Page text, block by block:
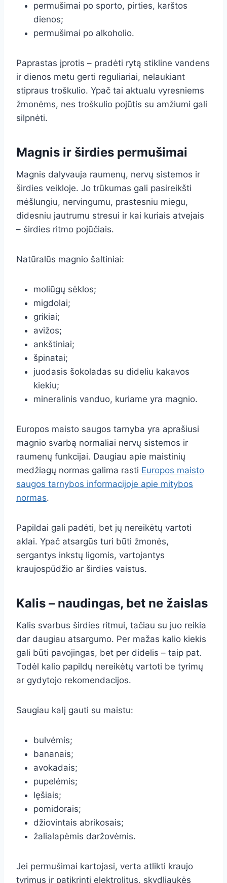
permušimai po sporto, pirties, karštos
dienos;
permušimai po alkoholio.
Paprastas įprotis – pradėti rytą stikline vandens
ir dienos metu gerti reguliariai, nelaukiant
stipraus troškulio. Ypač tai aktualu vyresniems
žmonėms, nes troškulio pojūtis su amžiumi gali
silpnėti.
Magnis ir širdies permušimai
Magnis dalyvauja raumenų, nervų sistemos ir
širdies veikloje. Jo trūkumas gali pasireikšti
mėšlungiu, nervingumu, prastesniu miegu,
didesniu jautrumu stresui ir kai kuriais atvejais
– širdies ritmo pojūčiais.
Natūralūs magnio šaltiniai:
moliūgų sėklos;
migdolai;
grikiai;
avižos;
ankštiniai;
špinatai;
juodasis šokoladas su dideliu kakavos
kiekiu;
mineralinis vanduo, kuriame yra magnio.
Europos maisto saugos tarnyba yra aprašiusi
magnio svarbą normaliai nervų sistemos ir
raumenų funkcijai. Daugiau apie maistinių
medžiagų normas galima rasti Europos maisto
saugos tarnybos informacijoje apie mitybos
normas.
Papildai gali padėti, bet jų nereikėtų vartoti
aklai. Ypač atsargūs turi būti žmonės,
sergantys inkstų ligomis, vartojantys
kraujospūdžio ar širdies vaistus.
Kalis – naudingas, bet ne žaislas
Kalis svarbus širdies ritmui, tačiau su juo reikia
dar daugiau atsargumo. Per mažas kalio kiekis
gali būti pavojingas, bet per didelis – taip pat.
Todėl kalio papildų nereikėtų vartoti be tyrimų
ar gydytojo rekomendacijos.
Saugiau kalį gauti su maistu:
bulvėmis;
bananais;
avokadais;
pupelėmis;
lęšiais;
pomidorais;
džiovintais abrikosais;
žalialapėmis daržovėmis.
Jei permušimai kartojasi, verta atlikti kraujo
tyrimus ir patikrinti elektrolitus, skydliaukės